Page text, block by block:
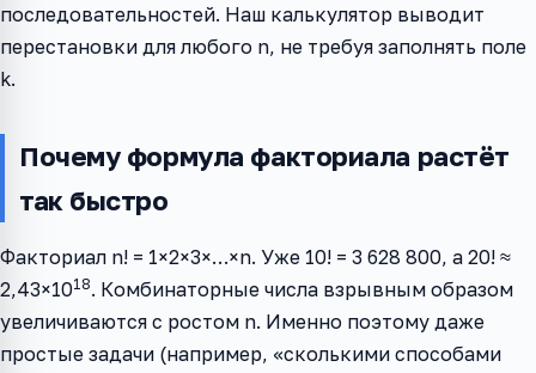
последовательностей. Наш калькулятор выводит
перестановки для любого n, не требуя заполнять поле
k.
Почему формула факториала растёт
так быстро
Факториал n! = 1×2×3×…×n. Уже 10! = 3 628 800, а 20! ≈
2,43×1018. Комбинаторные числа взрывным образом
увеличиваются с ростом n. Именно поэтому даже
простые задачи (например, «сколькими способами